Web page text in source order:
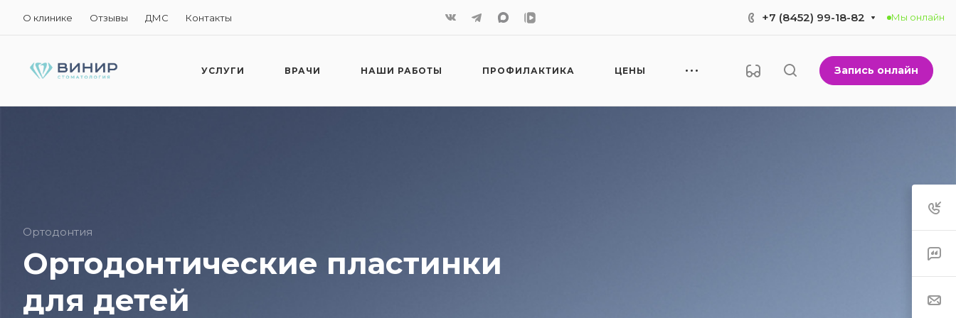
О клинике Отзывы ДМС Контакты +7 (8452) 99-18-82 Мы онлайн
УСЛУГИ ВРАЧИ НАШИ РАБОТЫ ПРОФИЛАКТИКА ЦЕНЫ Запись онлайн
Ортодонтия
Ортодонтические пластинки
для детей